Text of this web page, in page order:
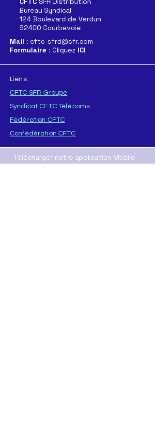
Bureau Syndical
124 Boulevard de Verdun
92400 Courbevoie
Mail : cftc-sfrd@sfr.com
Formulaire : Cliquez ICI
Liens :
CFTC SFR Groupe
Syndicat CFTC Télécoms
Fédération CFTC
Confédération CFTC
Télécharger notre application Mobile